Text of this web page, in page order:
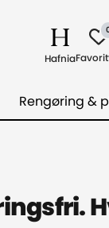
Hafnia
Rengøring &